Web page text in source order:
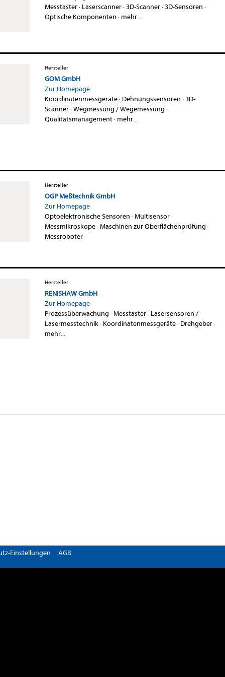
Messtaster· Laserscanner·3D-Scanner·3D-Sensoren ·
Optische Komponenten · mehr...
Hersteller
GOM GmbH
Zur Homepage
Koordinatenmessgeräte· Dehnungssensoren ·3D-
Scanner·Wegmessung / Wegemessung ·
Qualitätsmanagement· mehr...
Hersteller
OGP Meßtechnik GmbH
Zur Homepage
Optoelektronische Sensoren ·Multisensor·
Messmikroskope·Maschinen zur Oberflächenprüfung ·
Messroboter·
Hersteller
RENISHAW GmbH
Zur Homepage
Prozessüberwachung ·Messtaster· Lasersensoren /
Lasermesstechnik· Koordinatenmessgeräte· Drehgeber·
mehr...
Einstellungen AGB